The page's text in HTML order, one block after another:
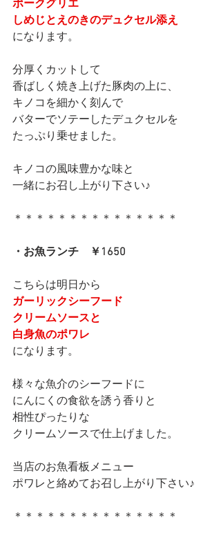
ポークグリエ
しめじとえのきのデュクセル添え
になります。
分厚くカットして
香ばしく焼き上げた豚肉の上に、
キノコを細かく刻んで
バターでソテーしたデュクセルを
たっぷり乗せました。
キノコの風味豊かな味と
一緒にお召し上がり下さい♪
＊＊＊＊＊＊＊＊＊＊＊＊＊＊＊
・お魚ランチ　￥1650
こちらは明日から
ガーリックシーフード
クリームソースと
白身魚のポワレ
になります。
様々な魚介のシーフードに
にんにくの食欲を誘う香りと
相性ぴったりな
クリームソースで仕上げました。
当店のお魚看板メニュー
ポワレと絡めてお召し上がり下さい♪
＊＊＊＊＊＊＊＊＊＊＊＊＊＊＊